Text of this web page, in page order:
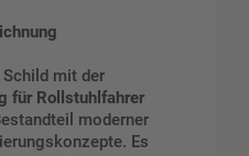
mit der
für Rollstuhlfahrer
moderner
Es